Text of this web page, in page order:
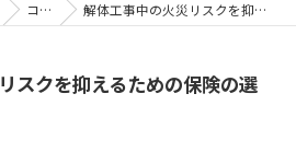
コラム 解体工事中の火災リスクを抑えるための保険の選び方
スクを抑えるための保険の選